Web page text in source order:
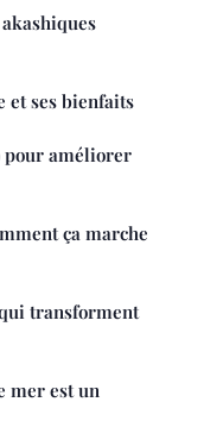
et ses bienfaits
pour améliorer
ça marche
transforment
mer est un